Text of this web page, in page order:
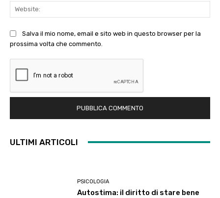
Salva il mio nome, email e sito web in questo browser per la
prossima volta che commento.
ULTIMI ARTICOLI
PSICOLOGIA
Autostima: il diritto di stare bene